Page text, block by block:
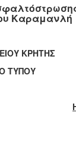
Καραμανλή
ΚΡΗΤΗΣ